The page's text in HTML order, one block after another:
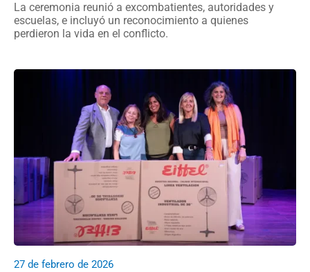
La ceremonia reunió a excombatientes, autoridades y
escuelas, e incluyó un reconocimiento a quienes
perdieron la vida en el conflicto.
27 de febrero de 2026